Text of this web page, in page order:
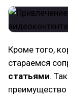
Кроме того,
стараемся
статьями.